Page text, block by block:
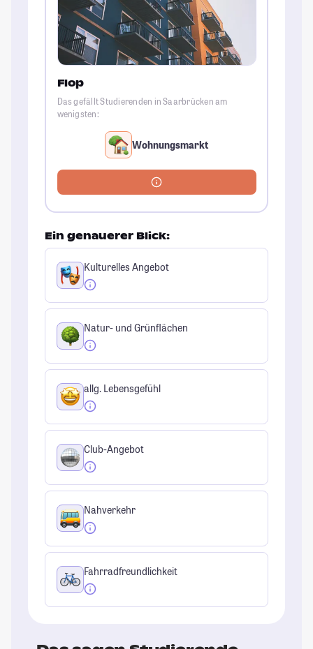
Flop
Das gefällt Studierenden in Saarbrücken am
wenigsten:
Wohnungsmarkt
Ein genauerer Blick:
Kulturelles Angebot
Natur- und Grünflächen
allg. Lebensgefühl
Club-Angebot
Nahverkehr
Fahrradfreundlichkeit